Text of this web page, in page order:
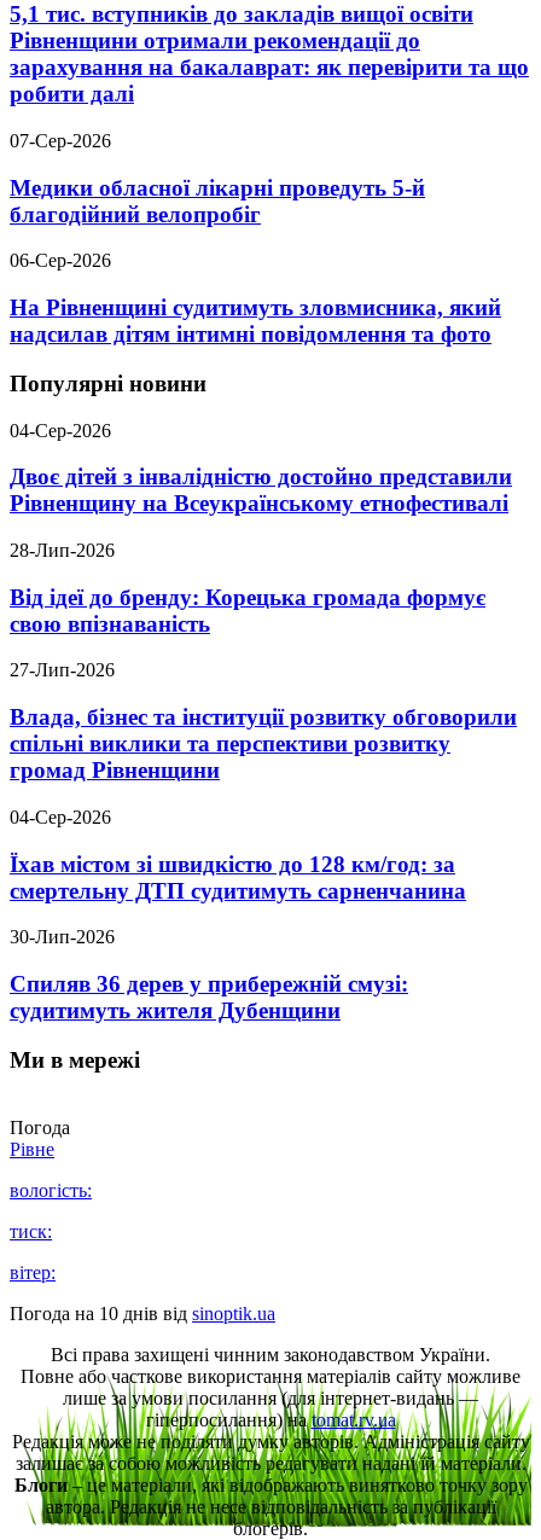
5,1 тис. вступників до закладів вищої освіти
Рівненщини отримали рекомендації до
зарахування на бакалаврат: як перевірити та що
робити далі
07-Сер-2026
Медики обласної лікарні проведуть 5-й
благодійний велопробіг
06-Сер-2026
На Рівненщині судитимуть зловмисника, який
надсилав дітям інтимні повідомлення та фото
Популярні новини
04-Сер-2026
Двоє дітей з інвалідністю достойно представили
Рівненщину на Всеукраїнському етнофестивалі
28-Лип-2026
Від ідеї до бренду: Корецька громада формує
свою впізнаваність
27-Лип-2026
Влада, бізнес та інституції розвитку обговорили
спільні виклики та перспективи розвитку
громад Рівненщини
04-Сер-2026
Їхав містом зі швидкістю до 128 км/год: за
смертельну ДТП судитимуть сарненчанина
30-Лип-2026
Спиляв 36 дерев у прибережній смузі:
судитимуть жителя Дубенщини
Ми в мережі
Погода
Рівне
вологість:
тиск:
вітер:
Погода на 10 днів від sinoptik.ua
Всі права захищені чинним законодавством України.
Повне або часткове використання матеріалів сайту можливе
лише за умови посилання (для інтернет-видань —
гіперпосилання) наtomat.rv.ua
Редакція може не поділяти думку авторів. Адміністрація сайту
залишає за собою можливість редагувати надані їй матеріали.
Блоги– це матеріали, які відображають винятково точку зору
автора. Редакція не несе відповідальність за публікації
блогерів.